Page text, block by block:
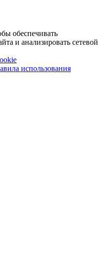
обеспечивать
и анализировать сетевой
использования